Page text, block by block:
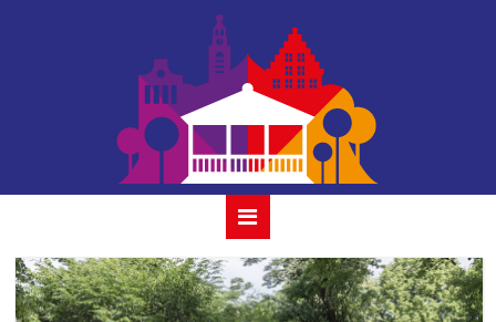
ot azoi & emine_
15